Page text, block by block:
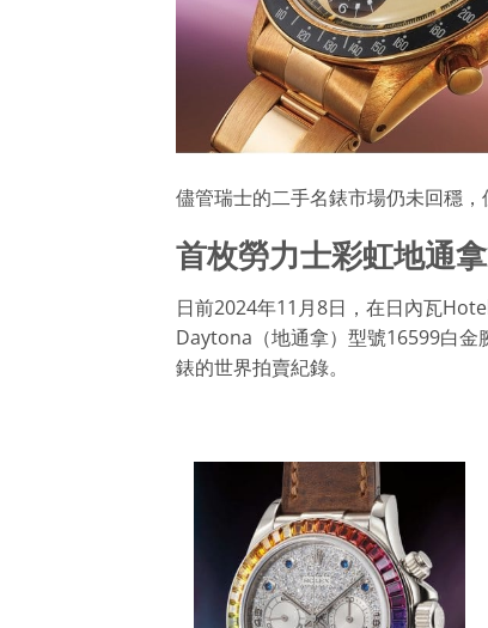
儘管瑞士的二手名錶市場仍未回穩
首枚勞力士彩虹地通拿
日前2024年11月8日，在日內瓦
Daytona（地通拿）型號16599白金
錶的世界拍賣紀錄。